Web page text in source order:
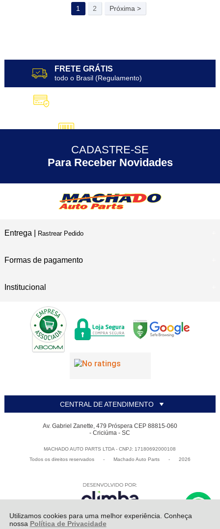
Utilizamos cookies para uma melhor experiência. Conheça
nossa Política de Privacidade
1 2 Próxima >
FRETE GRÁTIS
todo o Brasil (Regulamento)
5% DESCONTO no Pix
30 ANOS
CADASTRE-SE
Para Receber Novidades
Entrega | Rastrear Pedido
Formas de pagamento
Institucional
CENTRAL DE ATENDIMENTO
Av. Gabriel Zanette, 479 Próspera CEP 88815-060
- Criciúma - SC
MACHADO AUTO PARTS LTDA - CNPJ: 17180692000108
Todos os direitos reservados
- Machado Auto Parts - 2026